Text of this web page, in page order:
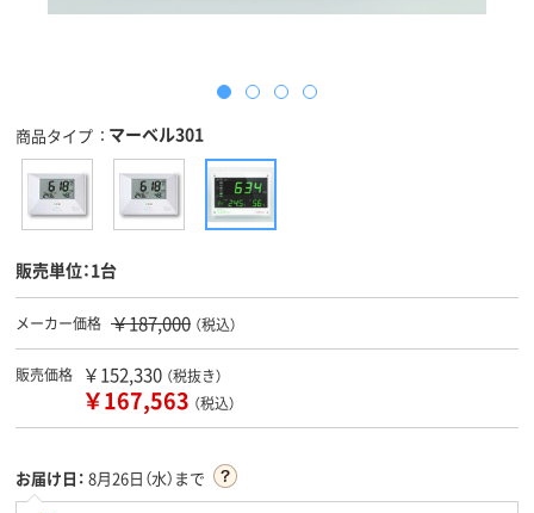
商品タイプ マーベル301
販売単位：1台
メーカー価格 ￥187,000 （税込）
販売価格 ￥152,330 （税抜き）
￥167,563 （税込）
お届け日： 8月26日（水）まで